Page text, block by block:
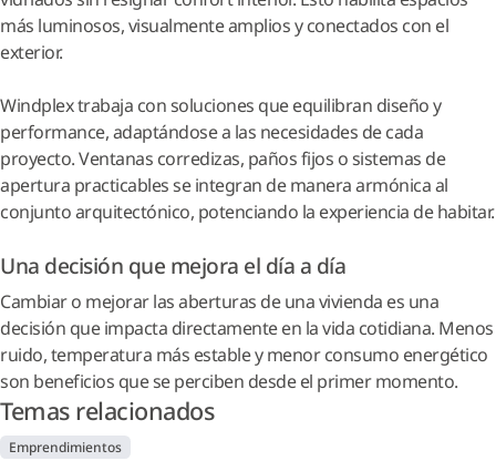
más luminosos, visualmente amplios y conectados con el
exterior.
Windplex trabaja con soluciones que equilibran diseño y
performance, adaptándose a las necesidades de cada
proyecto. Ventanas corredizas, paños fijos o sistemas de
apertura practicables se integran de manera armónica al
conjunto arquitectónico, potenciando la experiencia de habitar.
Una decisión que mejora el día a día
Cambiar o mejorar las aberturas de una vivienda es una
decisión que impacta directamente en la vida cotidiana. Menos
ruido, temperatura más estable y menor consumo energético
son beneficios que se perciben desde el primer momento.
Temas relacionados
Emprendimientos